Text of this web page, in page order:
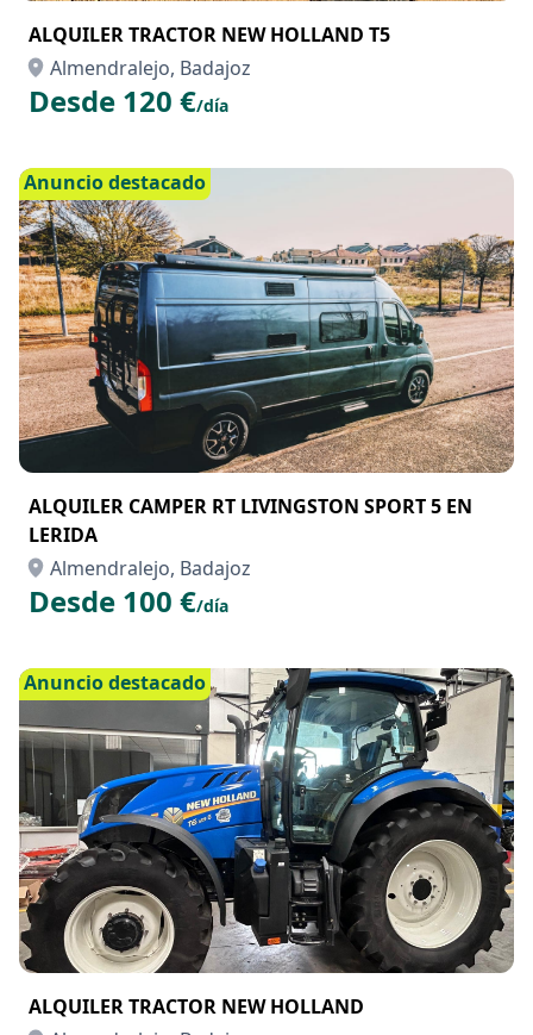
ALQUILER TRACTOR NEW HOLLAND T5
Almendralejo, Badajoz
Desde 120 €/día
Anuncio destacado
ALQUILER CAMPER RT LIVINGSTON SPORT 5 EN
LERIDA
Almendralejo, Badajoz
Desde 100 €/día
Anuncio destacado
ALQUILER TRACTOR NEW HOLLAND